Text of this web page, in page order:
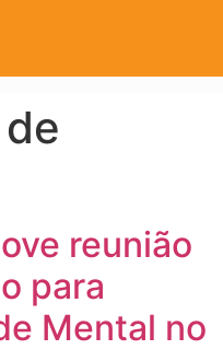
reunião
para
Mental no